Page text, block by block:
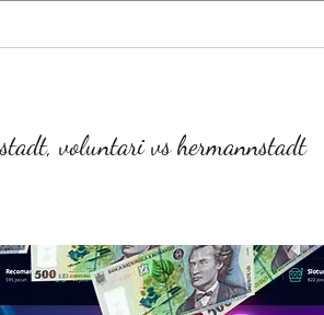
voluntari vs hermannstadt